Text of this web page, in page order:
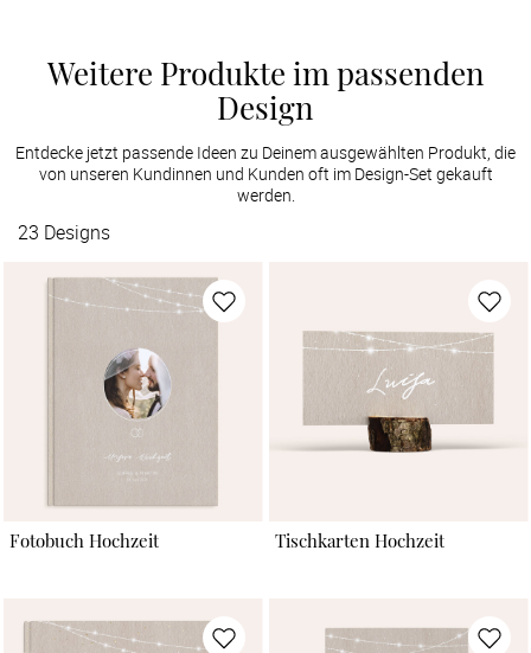
Weitere Produkte im passenden
Design
Entdecke jetzt passende Ideen zu Deinem ausgewählten Produkt, die
von unseren Kundinnen und Kunden oft im Design-Set gekauft
werden.
23 Designs
Fotobuch Hochzeit Tischkarten Hochzeit